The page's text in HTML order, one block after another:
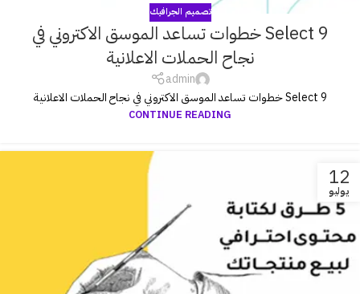
تصميم الجرافيك
Select 9 خطوات تساعد الموسق الاكتروني في
نجاح الحملات الاعلانية
admin
Select 9 خطوات تساعد الموسق الاكتروني في نجاح الحملات الاعلانية
CONTINUE READING
12
يوليو